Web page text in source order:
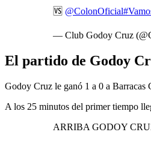
🆚 @ColonOficial
— Club Godoy Cruz
El partido de Godoy
Godoy Cruz le ganó 1 a 0 a
A los 25 minutos del primer tiempo
ARRIBA GODOY